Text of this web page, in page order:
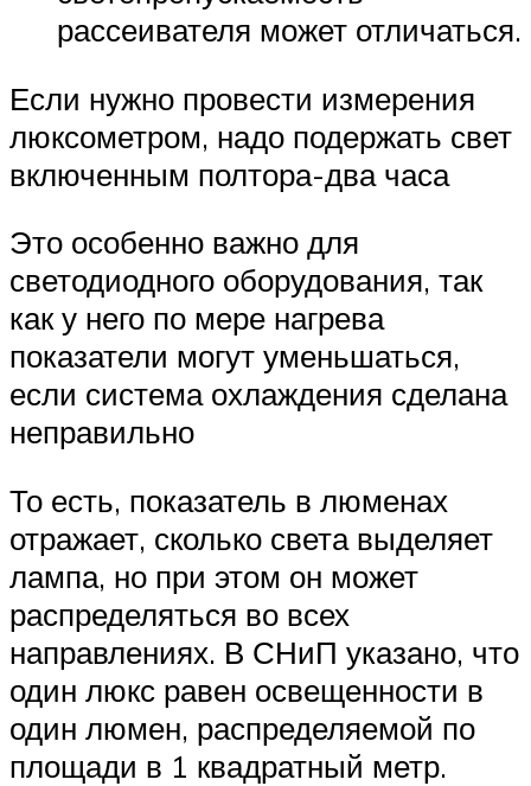
рассеивателя может отличаться.
Если нужно провести измерения
люксометром, надо подержать свет
включенным полтора-два часа
Это особенно важно для
светодиодного оборудования, так
как у него по мере нагрева
показатели могут уменьшаться,
если система охлаждения сделана
неправильно
То есть, показатель в люменах
отражает, сколько света выделяет
лампа, но при этом он может
распределяться во всех
направлениях. В СНиП указано, что
один люкс равен освещенности в
один люмен, распределяемой по
площади в 1 квадратный метр.